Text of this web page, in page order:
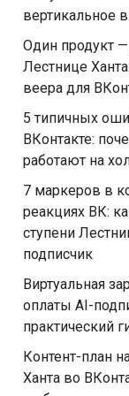
вертикальное
Один продукт
Лестнице
веера для
5 типичных
ВКонтакте:
работают на
7 маркеров в
реакциях ВК:
ступени
подписчик
Виртуальная
оплаты AI-
практический
Контент-план
Ханта во